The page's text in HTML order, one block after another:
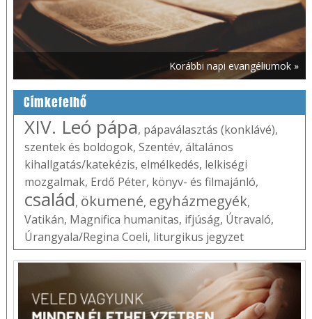
Korábbi napi evangéliumok »
Címkefelhő
XIV. Leó pápa, pápaválasztás (konklávé),
szentek és boldogok, Szentév, általános
kihallgatás/katekézis, elmélkedés, lelkiségi
mozgalmak, Erdő Péter, könyv- és filmajánló,
család, ökumené, egyházmegyék,
Vatikán, Magnifica humanitas, ifjúság, Útravaló,
Úrangyala/Regina Coeli, liturgikus jegyzet